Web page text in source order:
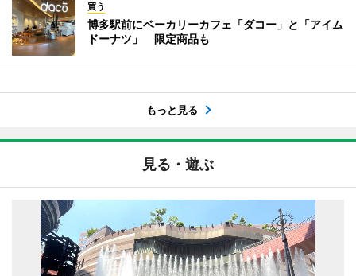
買う
博多駅前にベーカリーカフェ「ダコー」と「アイム
ドーナツ」 限定商品も
もっと見る
見る・遊ぶ